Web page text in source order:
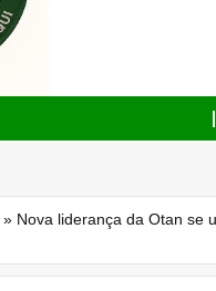
» Nova liderança da Otan se